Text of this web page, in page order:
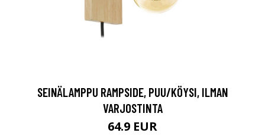
SEINÄLAMPPU RAMPSIDE, PUU/KÖYSI, ILMAN
VARJOSTINTA
64.9 EUR